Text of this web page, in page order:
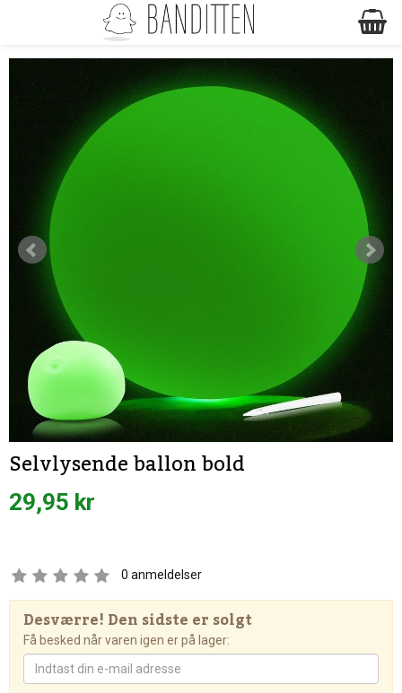
Selvlysende ballon bold
29,95 kr
0 anmeldelser
Desværre! Den sidste er solgt
Få besked når varen igen er på lager: